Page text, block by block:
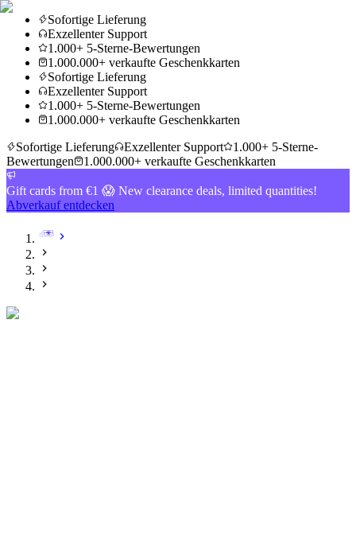
Sofortige Lieferung
Exzellenter Support
1.000+ 5-Sterne-Bewertungen
1.000.000+ verkaufte Geschenkkarten
Sofortige Lieferung
Exzellenter Support
1.000+ 5-Sterne-Bewertungen
1.000.000+ verkaufte Geschenkkarten
Sofortige Lieferung
Exzellenter Support
1.000+ 5-Sterne-
Bewertungen
1.000.000+ verkaufte Geschenkkarten
Gift cards from €1 😱 New clearance deals, limited quantities!
Abverkauf entdecken